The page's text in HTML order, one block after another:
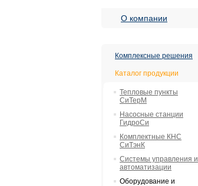
О компании
Комплексные решения
Каталог продукции
Тепловые пункты
СиТерМ
Насосные станции
ГидроСи
Комплектные КНС
СиТэнК
Системы управления и
автоматизации
Оборудование и